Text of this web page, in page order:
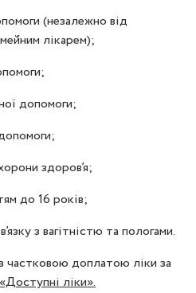
(незалежно від
лікарем);
допомоги;
здоров’я;
до 16 років;
з вагітністю та пологами.
частковою доплатою ліки за
ліки».